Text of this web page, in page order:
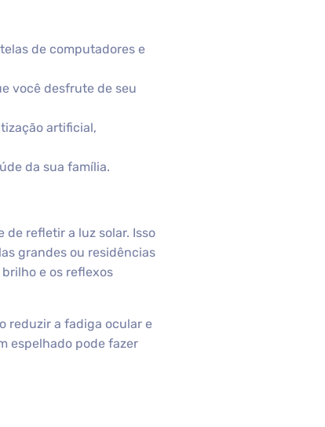
de computadores e
você desfrute de seu
artificial,
da sua família.
de refletir a luz solar. Isso
grandes ou residências
e os reflexos
reduzir a fadiga ocular e
espelhado pode fazer